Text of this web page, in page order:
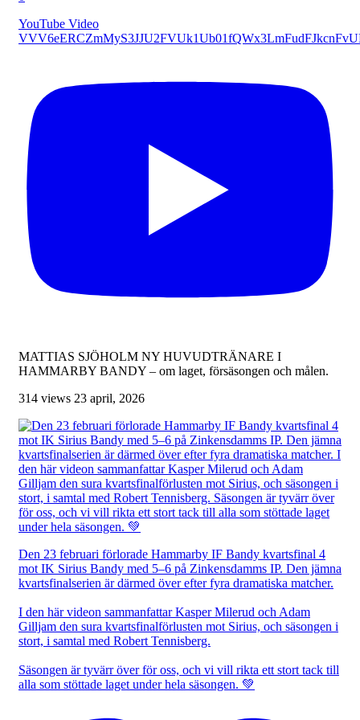
YouTube Video
MATTIAS SJÖHOLM NY HUVUDTRÄNARE I
HAMMARBY BANDY – om laget, försäsongen och målen.
314 views 23 april, 2026
Den 23 februari förlorade Hammarby IF Bandy kvartsfinal 4
mot IK Sirius Bandy med 5–6 på Zinkensdamms IP. Den jämna
kvartsfinalserien är därmed över efter fyra dramatiska matcher.
I den här videon sammanfattar Kasper Milerud och Adam
Gilljam den sura kvartsfinalförlusten mot Sirius, och säsongen i
stort, i samtal med Robert Tennisberg.
Säsongen är tyvärr över för oss, och vi vill rikta ett stort tack till
alla som stöttade laget under hela säsongen. 💚